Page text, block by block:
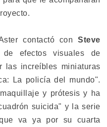
contactó conSteve
efectos visuales de
las increíbles miniaturas
La policía del mundo".
y prótesis y ha
suicida" y la serie
va ya por su cuarta